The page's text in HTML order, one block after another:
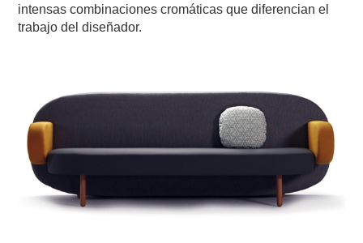
intensas combinaciones cromáticas que diferencian el
trabajo del diseñador.